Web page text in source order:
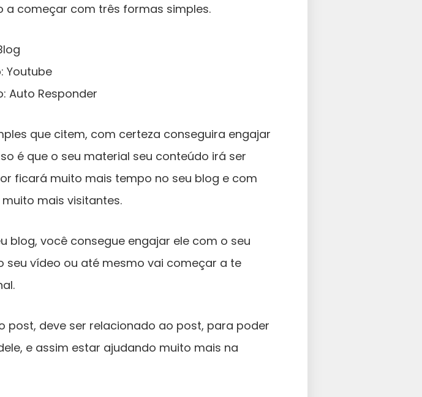
a começar com três formas simples.
Blog
Youtube
Auto Responder
que citem, com certeza conseguira engajar
é que o seu material seu conteúdo irá ser
ficará muito mais tempo no seu blog e com
mais visitantes.
blog, você consegue engajar ele com o seu
seu vídeo ou até mesmo vai começar a te
post, deve ser relacionado ao post, para poder
e assim estar ajudando muito mais na